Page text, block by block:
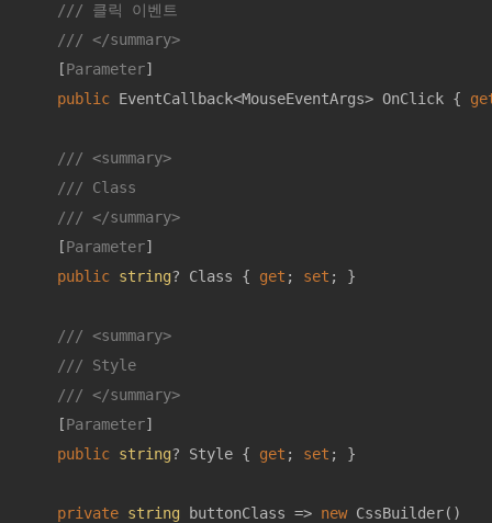
/// 클릭 이벤트
/// </summary>
    [
Parameter]
public EventCallback<MouseEventArgs> OnClick {
/// <summary>
/// Class
/// </summary>
    [
Parameter]
public string? Class { get ; set ; }
/// <summary>
/// Style
/// </summary>
    [
Parameter]
public string? Style { get ; set ; }
private string buttonClass => new CssBuilder()